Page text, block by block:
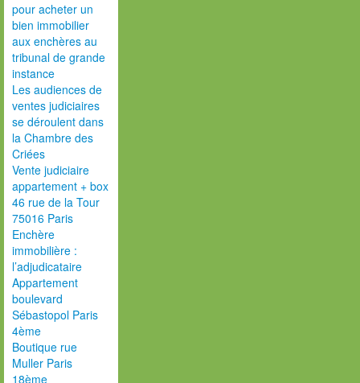
pour acheter un
bien immobilier
aux enchères au
tribunal de grande
instance
Les audiences de
ventes judiciaires
se déroulent dans
la Chambre des
Criées
Vente judiciaire
appartement + box
46 rue de la Tour
75016 Paris
Enchère
immobilière :
l’adjudicataire
Appartement
boulevard
Sébastopol Paris
4ème
Boutique rue
Muller Paris
18ème